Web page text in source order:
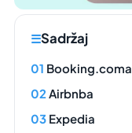
Sadržaj
Booking.coma
Airbnba
Expedia